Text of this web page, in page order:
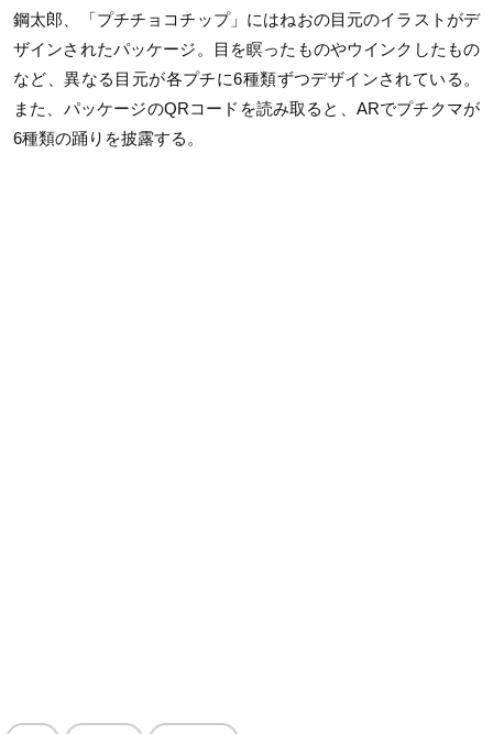
鋼太郎、「プチチョコチップ」にはねおの目元のイラストがデ
ザインされたパッケージ。目を瞑ったものやウインクしたもの
など、異なる目元が各プチに6種類ずつデザインされている。
また、パッケージのQRコードを読み取ると、ARでプチクマが
6種類の踊りを披露する。